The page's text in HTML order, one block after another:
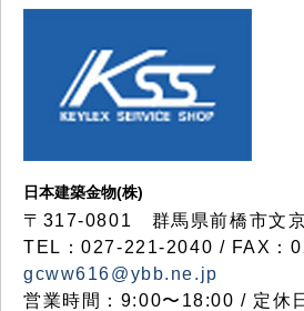
日本建築金物(株)
〒317‐0801 群馬県前橋市文
TEL：027-221-2040 / FAX：
gcww616@ybb.ne.jp
営業時間：9:00〜18:00 / 定休